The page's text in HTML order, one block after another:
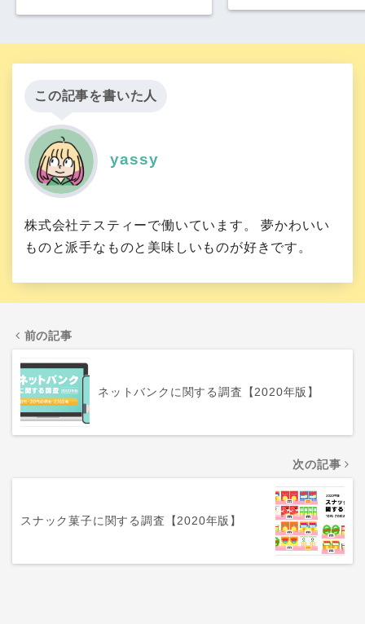
査！
この記事を書いた人
yassy
株式会社テスティーで働いています。 夢かわいい
ものと派手なものと美味しいものが好きです。
前の記事
ネットバンクに関する調査【2020年版】
次の記事
スナック菓子に関する調査【2020年版】